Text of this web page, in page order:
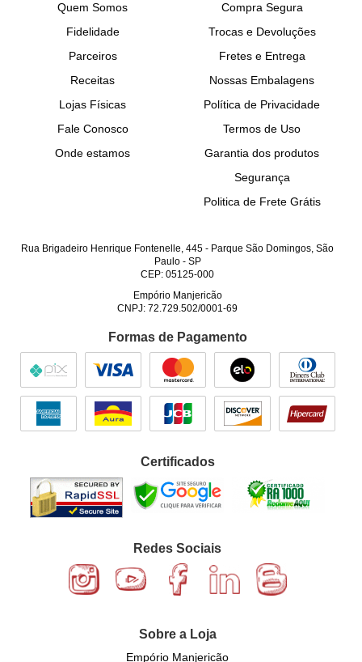
Quem Somos
Fidelidade
Parceiros
Receitas
Lojas Físicas
Fale Conosco
Onde estamos
Compra Segura
Trocas e Devoluções
Fretes e Entrega
Nossas Embalagens
Política de Privacidade
Termos de Uso
Garantia dos produtos
Segurança
Politica de Frete Grátis
Rua Brigadeiro Henrique Fontenelle, 445 - Parque São Domingos, São
Paulo- SP
CEP: 05125-000
Empório Manjericão
CNPJ: 72.729.502/0001-69
Formas de Pagamento
Certificados
Redes Sociais
Sobre a Loja
Empório Manjericão